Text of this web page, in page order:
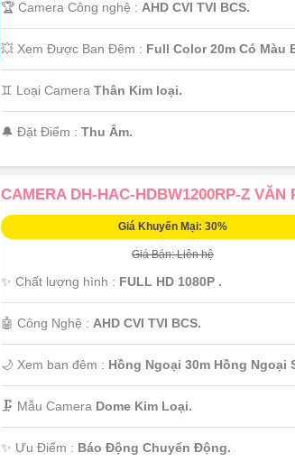
🏆 Camera Công nghệ : AHD CVI TVI BCS.
💥 Xem Được Ban Đêm : Full Color 20m Có Màu
♊ Loại Camera Thân Kim loại.
️🔔 Đặt Điểm : Thu Âm.
CAMERA DH-HAC-HDBW1200RP-Z VĂN
Giá Khuyến Mại: 30%
Giá Bán: Liên hệ
✨ Chất lượng hình : FULL HD 1080P .
🤖️ Công Nghệ : AHD CVI TVI BCS.
🌙 Xem ban đêm : Hồng Ngoại 30m Hồng Ngoại
🗜️ Mẫu Camera Dome Kim Loại.
️✨ Ưu Điểm : Báo Động Chuyển Động.